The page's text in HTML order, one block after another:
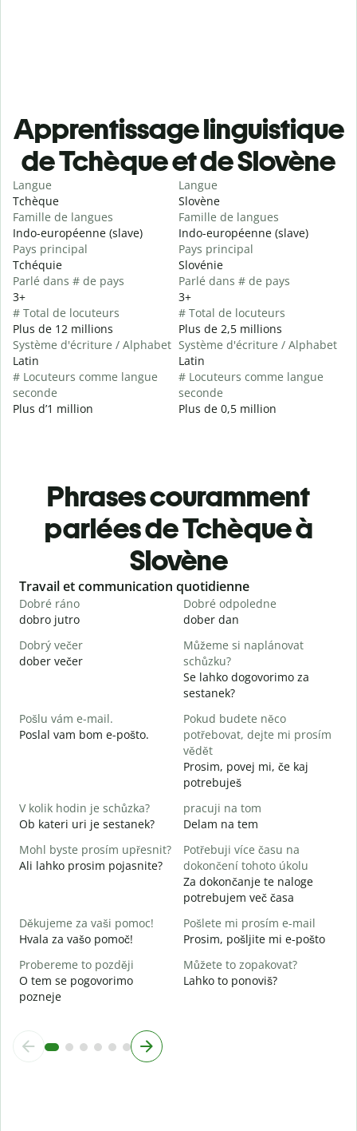
Apprentissage linguistique
de Tchèque et de Slovène
Langue
Tchèque
Famille de langues
Indo-européenne (slave)
Pays principal
Tchéquie
Parlé dans # de pays
3+
# Total de locuteurs
Plus de 12 millions
Système d'écriture / Alphabet
Latin
# Locuteurs comme langue
seconde
Plus d’1 million
Langue
Slovène
Famille de langues
Indo-européenne (slave)
Pays principal
Slovénie
Parlé dans # de pays
3+
# Total de locuteurs
Plus de 2,5 millions
Système d'écriture / Alphabet
Latin
# Locuteurs comme langue
seconde
Plus de 0,5 million
Phrases couramment
parlées de Tchèque à
Slovène
Slide 1 of 6
Travail et communication quotidienne
Dobré ráno
dobro jutro
Dobré odpoledne
dober dan
Dobrý večer
dober večer
Můžeme si naplánovat
schůzku?
Se lahko dogovorimo za
sestanek?
Pošlu vám e-mail.
Poslal vam bom e-pošto.
Pokud budete něco
potřebovat, dejte mi prosím
vědět
Prosim, povej mi, če kaj
potrebuješ
V kolik hodin je schůzka?
Ob kateri uri je sestanek?
pracuji na tom
Delam na tem
Mohl byste prosím upřesnit?
Ali lahko prosim pojasnite?
Potřebuji více času na
dokončení tohoto úkolu
Za dokončanje te naloge
potrebujem več časa
Děkujeme za vaši pomoc!
Hvala za vašo pomoč!
Pošlete mi prosím e-mail
Prosim, pošljite mi e-pošto
Probereme to později
O tem se pogovorimo
pozneje
Můžete to zopakovat?
Lahko to ponoviš?